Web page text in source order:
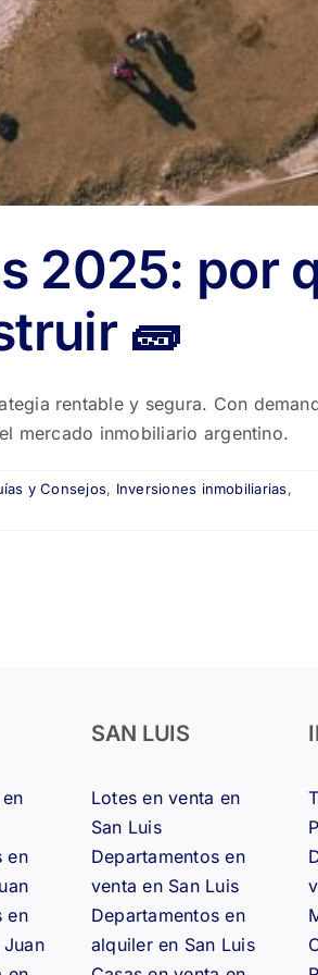
2025: por
🧱
rentable y segura. Con
mercado inmobiliario argentino.
y Consejos, Inversiones inmobiliarias,
en
en
SAN LUIS
Lotes en venta en
San Luis
Departamentos en
venta en San Luis
Departamentos en
alquiler en San Luis